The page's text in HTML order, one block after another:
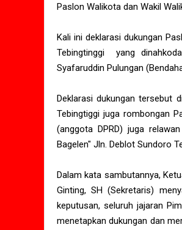
Paslon Walikota dan Wakil
Kali ini deklarasi dukungan
Tebingtinggi yang
Syafaruddin Pulungan
Deklarasi dukungan tersebut
Tebingtiggi juga rombongan
(anggota DPRD) juga
Bagelen" Jln. Deblot Sundoro
Dalam kata sambutannya,
Ginting, SH (Sekretaris)
keputusan, seluruh jajaran
menetapkan dukungan dan